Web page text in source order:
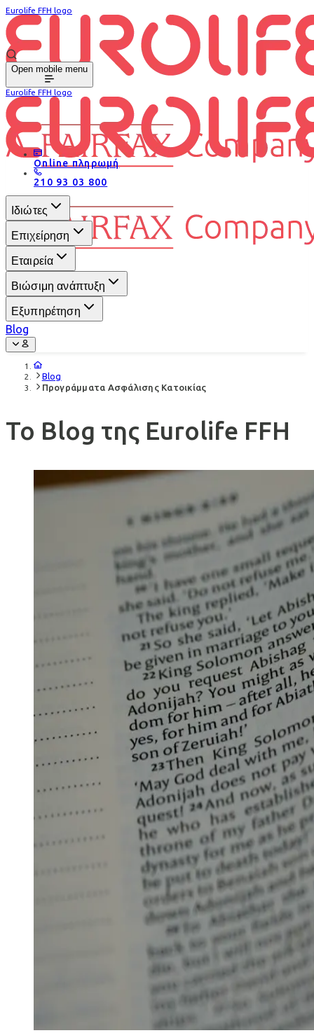
Eurolife FFH logo
Open mobile menu
Eurolife FFH logo
Online πληρωμή
210 93 03 800
Ιδιώτες
Επιχείρηση
Εταιρεία
Βιώσιμη ανάπτυξη
Εξυπηρέτηση
Blog
Blog
Προγράμματα Ασφάλισης Κατοικίας
Το Blog της Eurolife FFH